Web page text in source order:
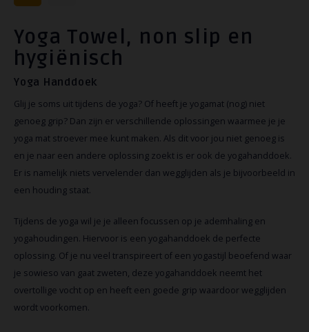
Yoga Towel, non slip en
hygiënisch
Yoga Handdoek
Glij je soms uit tijdens de yoga? Of heeft je yogamat (nog) niet
genoeg grip? Dan zijn er verschillende oplossingen waarmee je je
yoga mat stroever mee kunt maken. Als dit voor jou niet genoeg is
en je naar een andere oplossing zoekt is er ook de yogahanddoek.
Er is namelijk niets vervelender dan wegglijden als je bijvoorbeeld in
een houding staat.
Tijdens de yoga wil je je alleen focussen op je ademhaling en
yogahoudingen. Hiervoor is een yogahanddoek de perfecte
oplossing. Of je nu veel transpireert of een yogastijl beoefend waar
je sowieso van gaat zweten, deze yogahanddoek neemt het
overtollige vocht op en heeft een goede grip waardoor wegglijden
wordt voorkomen.